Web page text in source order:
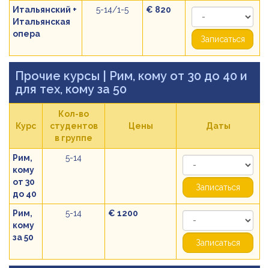
Итальянский +
Итальянская
опера
5-14/1-5 € 820
Записаться
Прочие курсы | Рим, кому от 30 до 40 и
для тех, кому за 50
Курс
Кол-во
студентов
в группе
Цены Даты
Рим,
кому
от 30
до 40
5-14
Записаться
Рим,
кому
за 50
5-14 € 1200
Записаться